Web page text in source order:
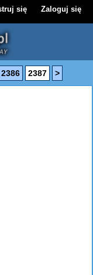
się Zaloguj się
2386 2387 >